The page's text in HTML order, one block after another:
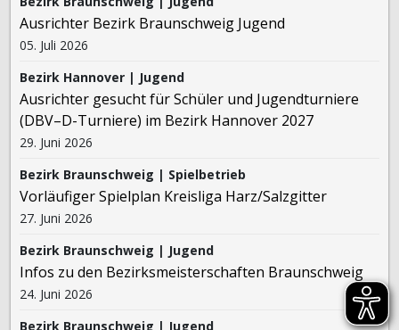
Ausrichter Bezirk Braunschweig Jugend
05. Juli 2026
Bezirk Hannover | Jugend
Ausrichter gesucht für Schüler und Jugendturniere
(DBV–D-Turniere) im Bezirk Hannover 2027
29. Juni 2026
Bezirk Braunschweig | Spielbetrieb
Vorläufiger Spielplan Kreisliga Harz/Salzgitter
27. Juni 2026
Bezirk Braunschweig | Jugend
Infos zu den Bezirksmeisterschaften Braunschweig
24. Juni 2026
Bezirk Braunschweig | Jugend